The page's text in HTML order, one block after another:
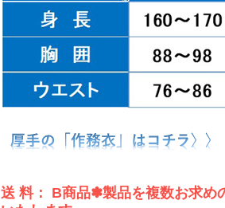
送 料： B商品✽製品を複数お求め